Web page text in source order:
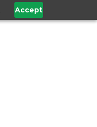
Accept